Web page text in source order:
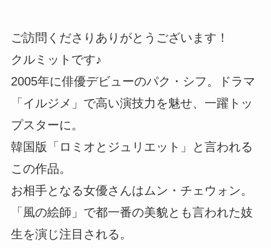
ご訪問くださりありがとうございます！
クルミットです♪
2005年に俳優デビューのパク・シフ。ドラマ
「イルジメ」で高い演技力を魅せ、一躍トッ
プスターに。
韓国版「ロミオとジュリエット」と言われる
この作品。
お相手となる女優さんはムン・チェウォン。
「風の絵師」で都一番の美貌とも言われた妓
生を演じ注目される。